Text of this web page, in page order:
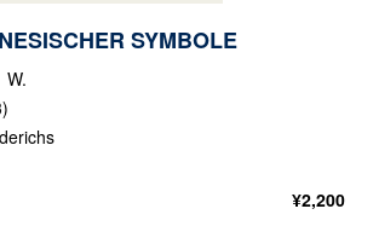
SYMBOLE
W.
¥2,200